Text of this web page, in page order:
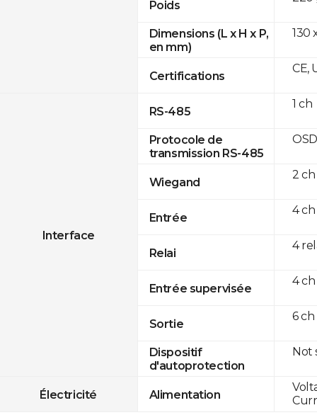
Poids
Dimensions (L x H x P,
en mm)
Certifications
Interface
RS-485
Protocole de
transmission RS-485
Wiegand
Entrée
Relai
Entrée supervisée
Sortie
Dispositif
d'autoprotection
Électricité Alimentation
130
CE,
1 ch
2
4 ch
4
4 ch
6 ch
Not